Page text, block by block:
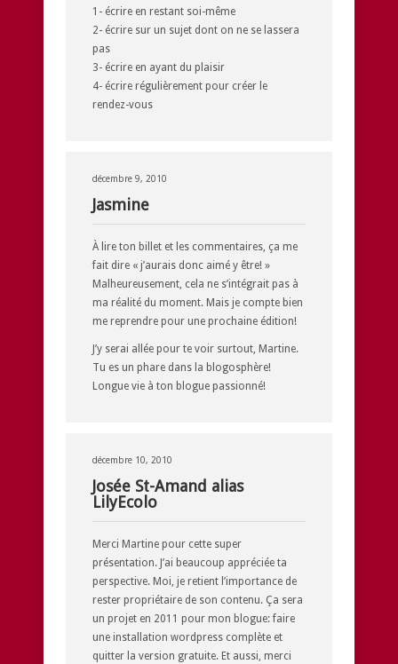
1- écrire en restant soi-même
2- écrire sur un sujet dont on ne se lassera
pas
3- écrire en ayant du plaisir
4- écrire régulièrement pour créer le
rendez-vous
décembre 9, 2010
Jasmine
À lire ton billet et les commentaires, ça me
fait dire « j’aurais donc aimé y être! »
Malheureusement, cela ne s’intégrait pas à
ma réalité du moment. Mais je compte bien
me reprendre pour une prochaine édition!
J’y serai allée pour te voir surtout, Martine.
Tu es un phare dans la blogosphère!
Longue vie à ton blogue passionné!
décembre 10, 2010
Josée St-Amand alias
LilyEcolo
Merci Martine pour cette super
présentation. J’ai beaucoup appréciée ta
perspective. Moi, je retient l’importance de
rester propriétaire de son contenu. Ça sera
un projet en 2011 pour mon blogue: faire
une installation wordpress complète et
quitter la version gratuite. Et aussi, merci